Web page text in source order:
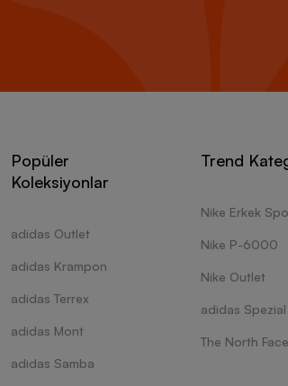
Popüler
Koleksiyonlar
adidas Outlet
adidas Krampon
adidas Terrex
adidas Mont
adidas Samba
Trend
Nike Erkek
Nike P-6000
Nike Outlet
adidas Spezial
The North Face